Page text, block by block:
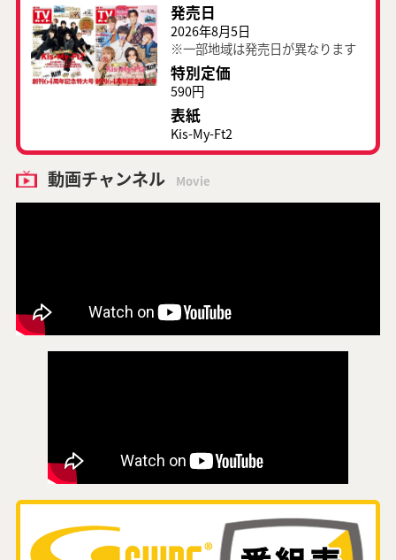
発売日
2026年8月5日
※一部地域は発売日が異なります
特別定価
590円
表紙
Kis-My-Ft2
動画チャンネル Movie